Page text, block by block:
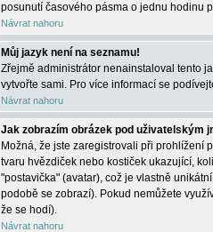
posunutí časového pásma o jednu hodinu
Návrat nahoru
Můj jazyk není na seznamu!
Zřejmě administrátor nenainstaloval tento
vytvořte sami. Pro více informací se
Návrat nahoru
Jak zobrazím obrázek pod uživatelským
Možná, že jste zaregistrovali při prohlížení
tvaru hvězdiček nebo kostiček ukazující,
"postavička" (avatar), což je vlastně
podobě se zobrazí). Pokud nemůžete
že se hodí).
Návrat nahoru